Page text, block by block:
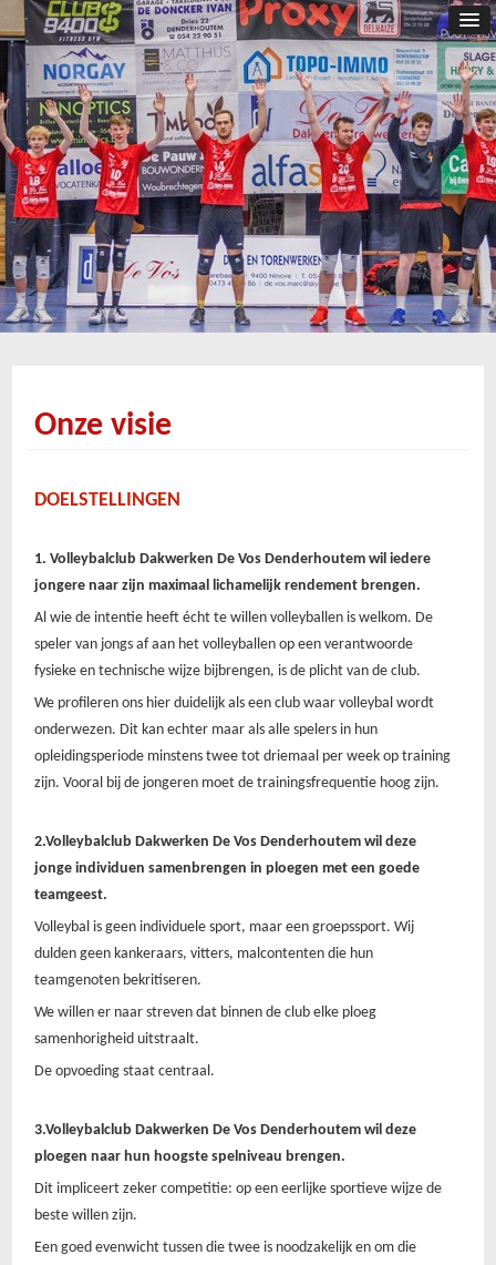
Onze visie
DOELSTELLINGEN
1. Volleybalclub Dakwerken De Vos Denderhoutem wil iedere
jongere naar zijn maximaal lichamelijk rendement brengen.
Al wie de intentie heeft écht te willen volleyballen is welkom. De
speler van jongs af aan het volleyballen op een verantwoorde
fysieke en technische wijze bijbrengen, is de plicht van de club.
We profileren ons hier duidelijk als een club waar volleybal wordt
onderwezen. Dit kan echter maar als alle spelers in hun
opleidingsperiode minstens twee tot driemaal per week op training
zijn. Vooral bij de jongeren moet de trainingsfrequentie hoog zijn.
2.Volleybalclub Dakwerken De Vos Denderhoutem wil deze
jonge individuen samenbrengen in ploegen met een goede
teamgeest.
Volleybal is geen individuele sport, maar een groepssport. Wij
dulden geen kankeraars, vitters, malcontenten die hun
teamgenoten bekritiseren.
We willen er naar streven dat binnen de club elke ploeg
samenhorigheid uitstraalt.
De opvoeding staat centraal.
3.Volleybalclub Dakwerken De Vos Denderhoutem wil deze
ploegen naar hun hoogste spelniveau brengen.
Dit impliceert zeker competitie: op een eerlijke sportieve wijze de
beste willen zijn.
Een goed evenwicht tussen die twee is noodzakelijk en om die